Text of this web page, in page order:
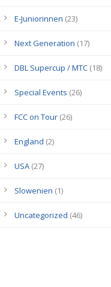
E-Juniorinnen (23)
Next Generation (17)
DBL Supercup / MTC (18)
Special Events (26)
FCC on Tour (26)
England (2)
USA (27)
Slowenien (1)
Uncategorized (46)